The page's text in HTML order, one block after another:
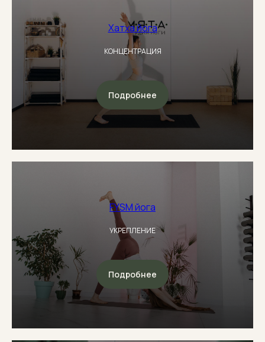
Хатха йога
КОНЦЕНТРАЦИЯ
Подробнее
FYSM йога
УКРЕПЛЕНИЕ
Подробнее